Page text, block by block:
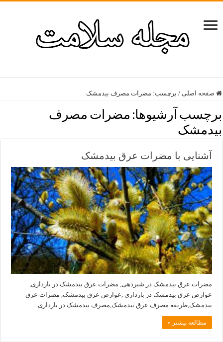
صفحه اصلی / برچسب: مضرات مصرف بیدمشک
برچسب آرشیوها: مضرات مصرف
بیدمشک
آشنایی با مضرات عرق بیدمشک
مضرات عرق بیدمشک در شیردهی, مضرات عرق بیدمشک در بارداری,
عوارض عرق بیدمشک در بارداری ,عوارض عرق بیدمشک, مضرات عرق
بیدمشک,طریقه مصرف عرق بیدمشک,مصرف بیدمشک در بارداری
مطالعه بیشتر »